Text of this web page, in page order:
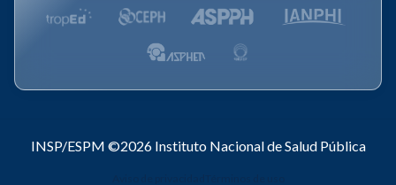
INSP/ESPM ©2026Instituto Nacional de Salud Pública